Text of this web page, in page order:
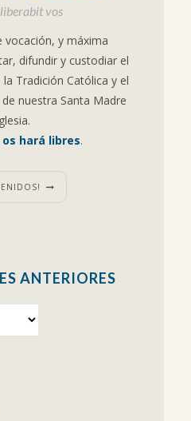
vos
vocación, y máxima
difundir y custodiar el
Tradición Católica y el
nuestra Santa Madre
os hará libres.
ANTERIORES